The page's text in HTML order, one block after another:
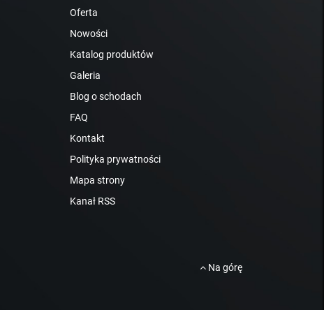
Oferta
Nowości
Katalog produktów
Galeria
Blog o schodach
FAQ
Kontakt
Polityka prywatności
Mapa strony
Kanał RSS
Na górę